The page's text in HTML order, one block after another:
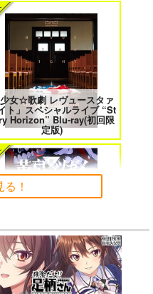
WORK！～賽の河原で積石
だけの簡単なお仕事って聞い
たのに～
僕のカノジョ先生 17
少女☆歌劇 レヴュースタァ
ト」スペシャルライブ “St
Horizon” Blu-ray(初回限
定版)
黄泉のツガイ
！